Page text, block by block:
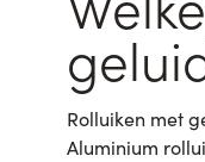
Rolluiken met
Aluminium